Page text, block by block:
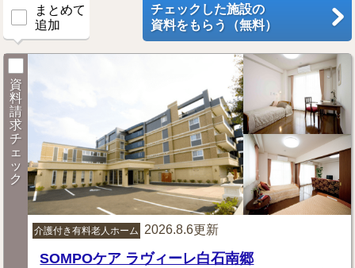
まとめて
追加
チェックした施設の
資料をもらう（無料）
資
料
請
求
チ
ェ
ッ
ク
介護付き有料老人ホーム 2026.8.6更新
SOMPOケア ラヴィーレ白石南郷